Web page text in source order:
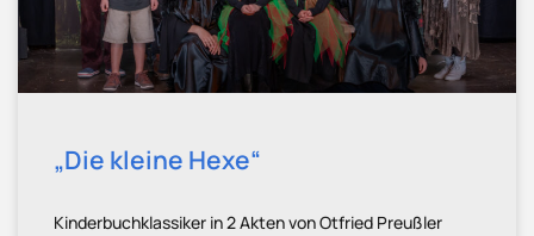
„Die kleine Hexe“
Kinderbuchklassiker in 2 Akten von Otfried Preußler